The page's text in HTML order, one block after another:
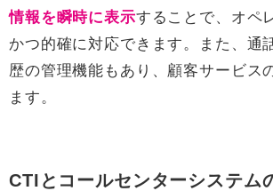
情報を瞬時に表示することで、オペ
かつ的確に対応できます。また、通
歴の管理機能もあり、顧客サービス
ます。
CTIとコールセンターシステム